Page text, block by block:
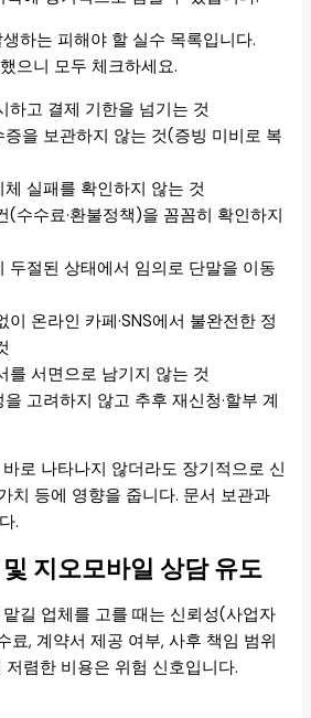
하는 피해야 할 실수 목록입니다.
으니 모두 체크하세요.
하고 결제 기한을 넘기는 것
증을 보관하지 않는 것(증빙 미비로 복
실패를 확인하지 않는 것
(수수료·환불정책)을 꼼꼼히 확인하지
두절된 상태에서 임의로 단말을 이동
이 온라인 카페·SNS에서 불완전한 정
를 서면으로 남기지 않는 것
고려하지 않고 추후 재신청·할부 계
로 나타나지 않더라도 장기적으로 신
치 등에 영향을 줍니다. 문서 보관과
.
지오모바일 상담 유도
길 업체를 고를 때는 신뢰성(사업자
료, 계약서 제공 여부, 사후 책임 범위
렴한 비용은 위험 신호입니다.